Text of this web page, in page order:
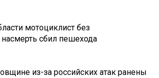
мотоциклист без
сбил пешехода
из-за российских атак ранены